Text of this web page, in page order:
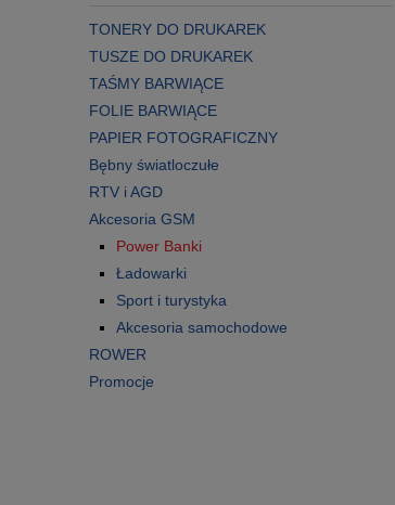
TONERY DO DRUKAREK
TUSZE DO DRUKAREK
TAŚMY BARWIĄCE
FOLIE BARWIĄCE
PAPIER FOTOGRAFICZNY
Bębny światloczułe
RTV i AGD
Akcesoria GSM
Power Banki
Ładowarki
Sport i turystyka
Akcesoria samochodowe
ROWER
Promocje